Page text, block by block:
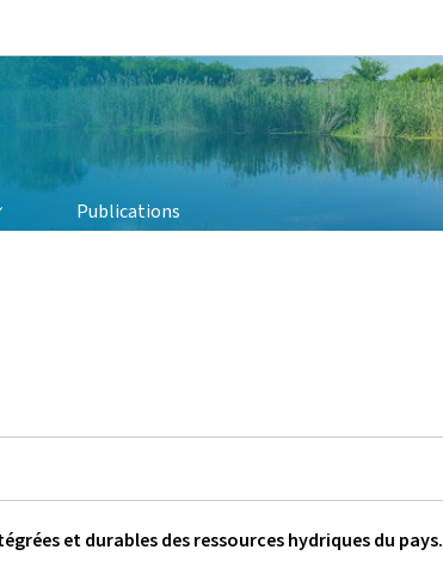
Publications
et durables des ressources hydriques du pays.